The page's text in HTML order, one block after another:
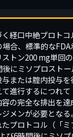
経口中絶プロトコ
場合、標準的な
トン200 mg単回
後にミソプロスト
または腟内投与を
て進行するにつれ
の完全な排出を
メンが必要となる
プロトコル（「ミ